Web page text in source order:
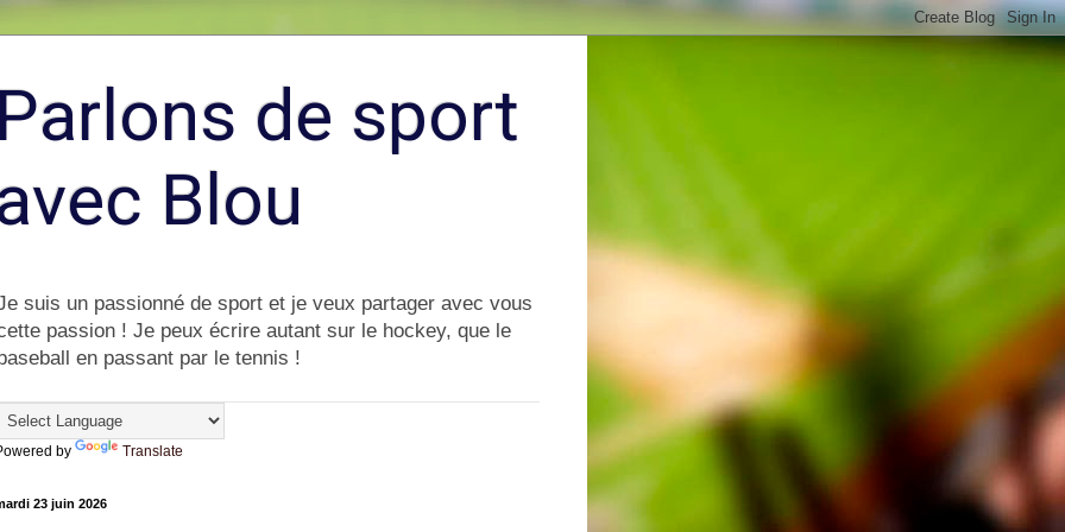
de sport
Blou
suis un passionné de sport et je veux partager avec vous
passion ! Je peux écrire autant sur le hockey, que le
en passant par le tennis !
by Translate
23 juin 2026